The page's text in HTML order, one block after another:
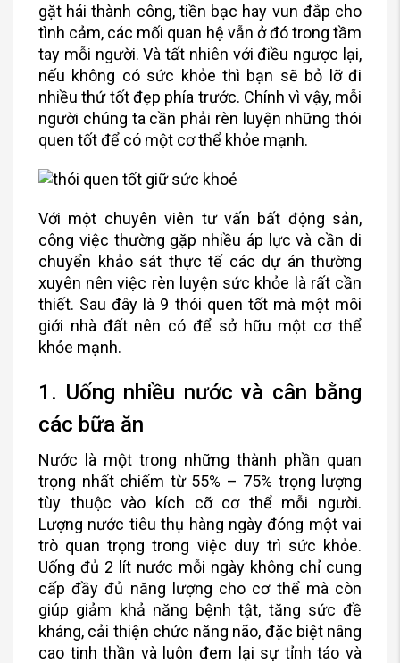
gặt hái thành công, tiền bạc hay vun đắp cho
tình cảm, các mối quan hệ vẫn ở đó trong tầm
tay mỗi người. Và tất nhiên với điều ngược lại,
nếu không có sức khỏe thì bạn sẽ bỏ lỡ đi
nhiều thứ tốt đẹp phía trước. Chính vì vậy, mỗi
người chúng ta cần phải rèn luyện những thói
quen tốt để có một cơ thể khỏe mạnh.
Với một chuyên viên tư vấn bất động sản,
công việc thường gặp nhiều áp lực và cần di
chuyển khảo sát thực tế các dự án thường
xuyên nên việc rèn luyện sức khỏe là rất cần
thiết. Sau đây là 9 thói quen tốt mà một môi
giới nhà đất nên có để sở hữu một cơ thể
khỏe mạnh.
1. Uống nhiều nước và cân bằng
các bữa ăn
Nước là một trong những thành phần quan
trọng nhất chiếm từ 55% – 75% trọng lượng
tùy thuộc vào kích cỡ cơ thể mỗi người.
Lượng nước tiêu thụ hàng ngày đóng một vai
trò quan trọng trong việc duy trì sức khỏe.
Uống đủ 2 lít nước mỗi ngày không chỉ cung
cấp đầy đủ năng lượng cho cơ thể mà còn
giúp giảm khả năng bệnh tật, tăng sức đề
kháng, cải thiện chức năng não, đặc biệt nâng
cao tinh thần và luôn đem lại sự tỉnh táo và